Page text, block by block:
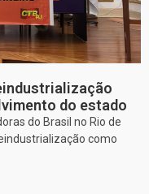
do estado
do Brasil no Rio de
como